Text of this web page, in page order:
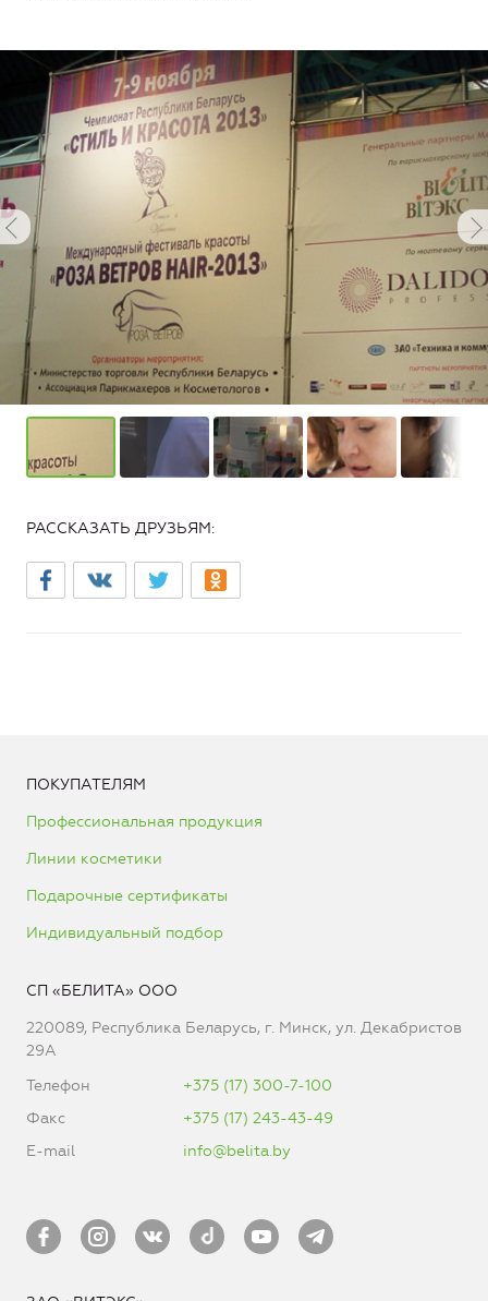
РАССКАЗАТЬ ДРУЗЬЯМ:
ПОКУПАТЕЛЯМ
Профессиональная продукция
Линии косметики
Подарочные сертификаты
Индивидуальный подбор
СП «БЕЛИТА» ООО
220089, Республика Беларусь, г. Минск, ул. Декабристов
29А
Телефон
+375 (17) 300-7-100
Факс
+375 (17) 243-43-49
E-mail
info@belita.by